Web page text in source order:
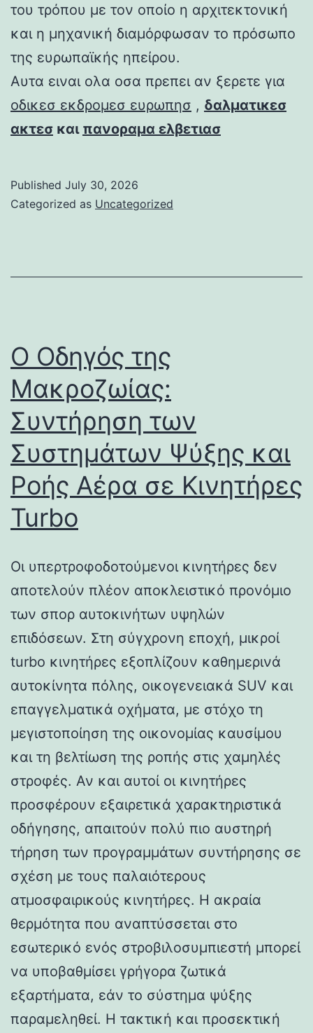
του τρόπου με τον οποίο η αρχιτεκτονική
και η μηχανική διαμόρφωσαν το πρόσωπο
της ευρωπαϊκής ηπείρου.
Αυτα ειναι ολα οσα πρεπει αν ξερετε για
οδικεσ εκδρομεσ ευρωπησ , δαλματικεσ
ακτεσ και πανοραμα ελβετιασ
Published July 30, 2026
Categorized as Uncategorized
Ο Οδηγός της
Μακροζωίας:
Συντήρηση των
Συστημάτων Ψύξης και
Ροής Αέρα σε Κινητήρες
Turbo
Οι υπερτροφοδοτούμενοι κινητήρες δεν
αποτελούν πλέον αποκλειστικό προνόμιο
των σπορ αυτοκινήτων υψηλών
επιδόσεων. Στη σύγχρονη εποχή, μικροί
turbo κινητήρες εξοπλίζουν καθημερινά
αυτοκίνητα πόλης, οικογενειακά SUV και
επαγγελματικά οχήματα, με στόχο τη
μεγιστοποίηση της οικονομίας καυσίμου
και τη βελτίωση της ροπής στις χαμηλές
στροφές. Αν και αυτοί οι κινητήρες
προσφέρουν εξαιρετικά χαρακτηριστικά
οδήγησης, απαιτούν πολύ πιο αυστηρή
τήρηση των προγραμμάτων συντήρησης σε
σχέση με τους παλαιότερους
ατμοσφαιρικούς κινητήρες. Η ακραία
θερμότητα που αναπτύσσεται στο
εσωτερικό ενός στροβιλοσυμπιεστή μπορεί
να υποβαθμίσει γρήγορα ζωτικά
εξαρτήματα, εάν το σύστημα ψύξης
παραμεληθεί. Η τακτική και προσεκτική